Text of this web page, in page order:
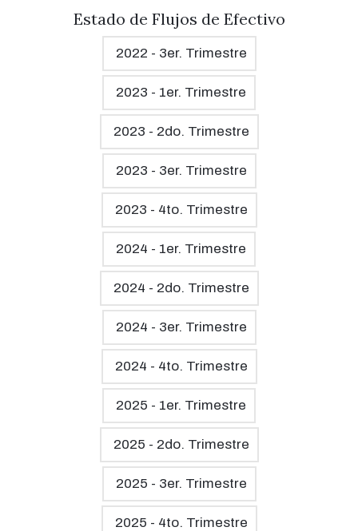
Estado de Flujos de Efectivo
2022 - 3er. Trimestre
2023 - 1er. Trimestre
2023 - 2do. Trimestre
2023 - 3er. Trimestre
2023 - 4to. Trimestre
2024 - 1er. Trimestre
2024 - 2do. Trimestre
2024 - 3er. Trimestre
2024 - 4to. Trimestre
2025 - 1er. Trimestre
2025 - 2do. Trimestre
2025 - 3er. Trimestre
2025 - 4to. Trimestre